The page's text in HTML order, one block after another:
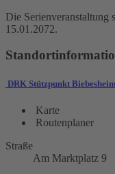
Die Serienveranstaltung
15.01.2072.
DRK Stützpunkt Biebesheim
Karte
Routenplaner
Straße
Am Marktplatz 9